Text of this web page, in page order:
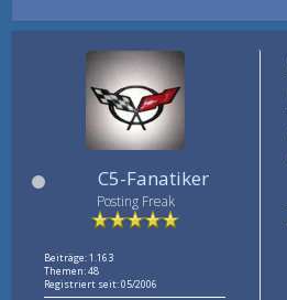
C5-Fanatiker
Posting Freak
Beiträge: 1.163
Themen: 48
Registriert seit: 05/2006